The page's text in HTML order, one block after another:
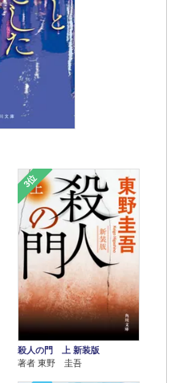
3位
殺人の門 上 新装版
著者 東野 圭吾